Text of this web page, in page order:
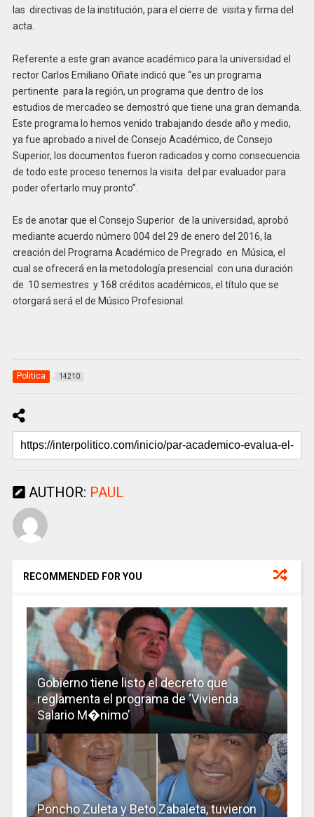
las directivas de la institución, para el cierre de visita y firma del
acta.
Referente a este gran avance académico para la universidad el
rector Carlos Emiliano Oñate indicó que “es un programa
pertinente para la región, un programa que dentro de los
estudios de mercadeo se demostró que tiene una gran demanda.
Este programa lo hemos venido trabajando desde año y medio,
ya fue aprobado a nivel de Consejo Académico, de Consejo
Superior, los documentos fueron radicados y como consecuencia
de todo este proceso tenemos la visita del par evaluador para
poder ofertarlo muy pronto”.
Es de anotar que el Consejo Superior de la universidad, aprobó
mediante acuerdo número 004 del 29 de enero del 2016, la
creación del Programa Académico de Pregrado en Música, el
cual se ofrecerá en la metodología presencial con una duración
de 10 semestres y 168 créditos académicos, el título que se
otorgará será el de Músico Profesional.
Politica 14210
AUTHOR: PAUL
RECOMMENDED FOR YOU
Gobierno tiene listo el decreto que
reglamenta el programa de ‘Vivienda
Salario M�nimo’
Poncho Zuleta y Beto Zabaleta, tuvieron